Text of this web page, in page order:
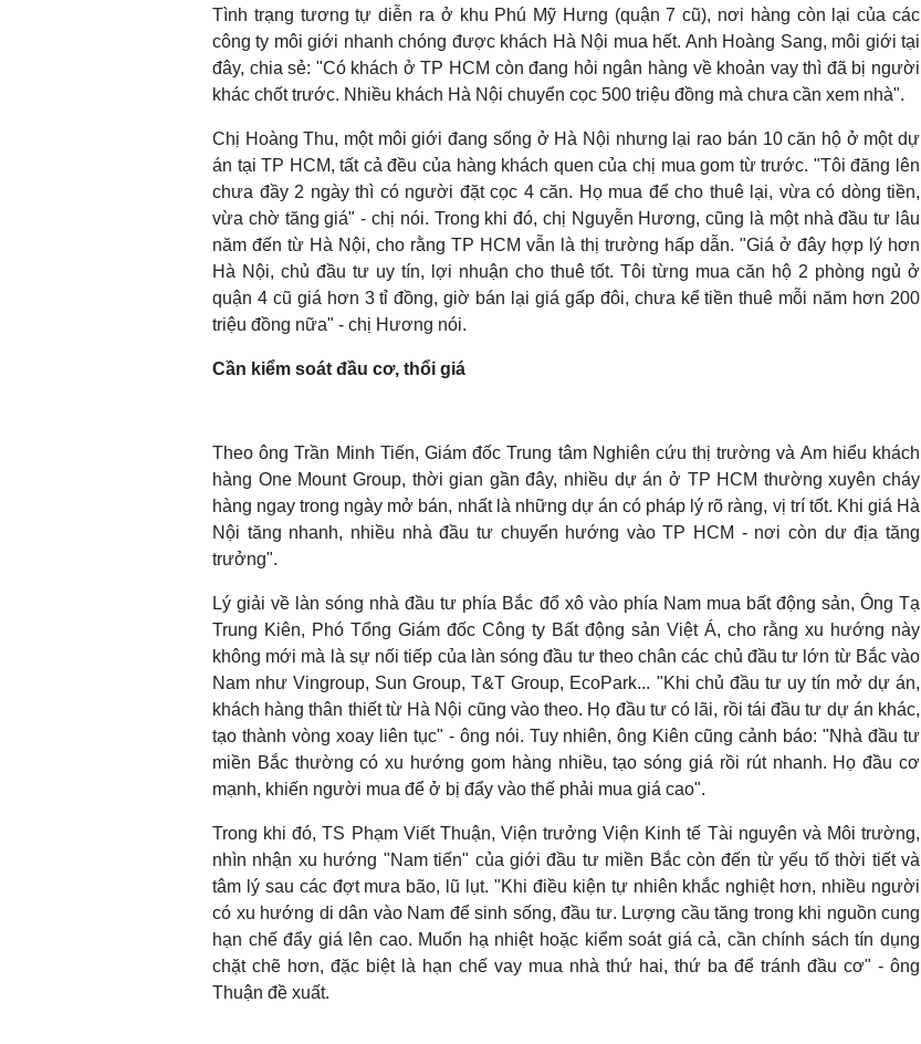
Tình trạng tương tự diễn ra ở khu Phú Mỹ Hưng (quận 7 cũ), nơi hàng còn lại của các
công ty môi giới nhanh chóng được khách Hà Nội mua hết. Anh Hoàng Sang, môi giới tại
đây, chia sẻ: "Có khách ở TP HCM còn đang hỏi ngân hàng về khoản vay thì đã bị người
khác chốt trước. Nhiều khách Hà Nội chuyển cọc 500 triệu đồng mà chưa cần xem nhà".
Chị Hoàng Thu, một môi giới đang sống ở Hà Nội nhưng lại rao bán 10 căn hộ ở một dự
án tại TP HCM, tất cả đều của hàng khách quen của chị mua gom từ trước. "Tôi đăng lên
chưa đầy 2 ngày thì có người đặt cọc 4 căn. Họ mua để cho thuê lại, vừa có dòng tiền,
vừa chờ tăng giá" - chị nói. Trong khi đó, chị Nguyễn Hương, cũng là một nhà đầu tư lâu
năm đến từ Hà Nội, cho rằng TP HCM vẫn là thị trường hấp dẫn. "Giá ở đây hợp lý hơn
Hà Nội, chủ đầu tư uy tín, lợi nhuận cho thuê tốt. Tôi từng mua căn hộ 2 phòng ngủ ở
quận 4 cũ giá hơn 3 tỉ đồng, giờ bán lại giá gấp đôi, chưa kể tiền thuê mỗi năm hơn 200
triệu đồng nữa" - chị Hương nói.
Cần kiểm soát đầu cơ, thổi giá
Theo ông Trần Minh Tiến, Giám đốc Trung tâm Nghiên cứu thị trường và Am hiểu khách
hàng One Mount Group, thời gian gần đây, nhiều dự án ở TP HCM thường xuyên cháy
hàng ngay trong ngày mở bán, nhất là những dự án có pháp lý rõ ràng, vị trí tốt. Khi giá Hà
Nội tăng nhanh, nhiều nhà đầu tư chuyển hướng vào TP HCM - nơi còn dư địa tăng
trưởng".
Lý giải về làn sóng nhà đầu tư phía Bắc đổ xô vào phía Nam mua bất động sản, Ông Tạ
Trung Kiên, Phó Tổng Giám đốc Công ty Bất động sản Việt Á, cho rằng xu hướng này
không mới mà là sự nối tiếp của làn sóng đầu tư theo chân các chủ đầu tư lớn từ Bắc vào
Nam như Vingroup, Sun Group, T&T Group, EcoPark... "Khi chủ đầu tư uy tín mở dự án,
khách hàng thân thiết từ Hà Nội cũng vào theo. Họ đầu tư có lãi, rồi tái đầu tư dự án khác,
tạo thành vòng xoay liên tục" - ông nói. Tuy nhiên, ông Kiên cũng cảnh báo: "Nhà đầu tư
miền Bắc thường có xu hướng gom hàng nhiều, tạo sóng giá rồi rút nhanh. Họ đầu cơ
mạnh, khiến người mua để ở bị đẩy vào thế phải mua giá cao".
Trong khi đó, TS Phạm Viết Thuận, Viện trưởng Viện Kinh tế Tài nguyên và Môi trường,
nhìn nhận xu hướng "Nam tiến" của giới đầu tư miền Bắc còn đến từ yếu tố thời tiết và
tâm lý sau các đợt mưa bão, lũ lụt. "Khi điều kiện tự nhiên khắc nghiệt hơn, nhiều người
có xu hướng di dân vào Nam để sinh sống, đầu tư. Lượng cầu tăng trong khi nguồn cung
hạn chế đẩy giá lên cao. Muốn hạ nhiệt hoặc kiểm soát giá cả, cần chính sách tín dụng
chặt chẽ hơn, đặc biệt là hạn chế vay mua nhà thứ hai, thứ ba để tránh đầu cơ" - ông
Thuận đề xuất.